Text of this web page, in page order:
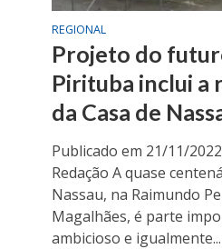
REGIONAL
Projeto do
Pirituba inclui a
da Casa de
Publicado em 21/11/
Redação A quase
Nassau, na Raimundo
Magalhães, é parte
ambicioso e igualmente...